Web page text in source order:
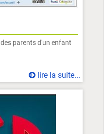
parents d'un enfant
lire la suite...